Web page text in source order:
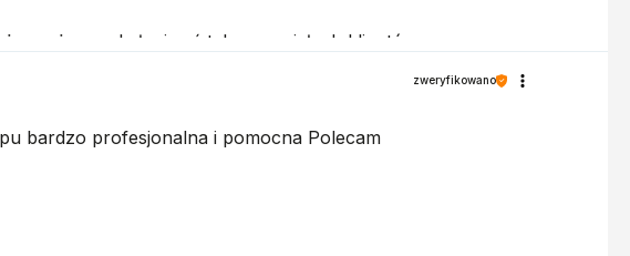
możemy obsługiwać tak wspaniałych klientów.
zweryfikowano
bardzo profesjonalna i pomocna Polecam